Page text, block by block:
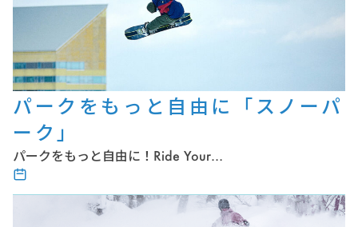
パークをもっと自由に「スノーパ
ーク」
パークをもっと自由に！Ride Your…